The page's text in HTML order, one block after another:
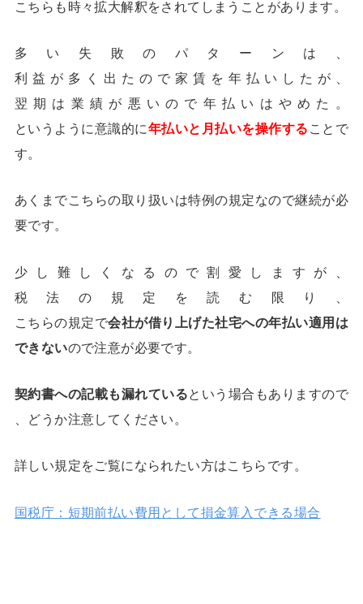
こちらも時々拡大解釈をされてしまうことがあります。
多い失敗のパターンは、
利益が多く出たので家賃を年払いしたが、
翌期は業績が悪いので年払いはやめた。
というように意識的に年払いと月払いを操作する ことで
す。
あくまでこちらの取り扱いは特例の規定なので継続が必
要です。
少し難しくなるので割愛しますが、
税法の規定を読む限り、
こちらの規定で会社が借り上げた社宅への年払い適用は
できないので注意が必要です。
契約書への記載も漏れているという場合もありますので
、どうか注意してください。
詳しい規定をご覧になられたい方はこちらです。
国税庁：短期前払い費用として損金算入できる場合